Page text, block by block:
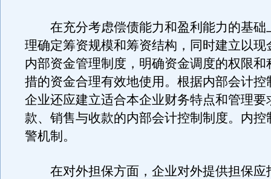
在充分考虑偿债能力和盈利能力的基础
理确定筹资规模和筹资结构，同时建立以现
内部资金管理制度，明确资金调度的权限和
措的资金合理有效地使用。根据内部会计控
企业还应建立适合本企业财务特点和管理要
款、销售与收款的内部会计控制制度。内控
警机制。
在对外担保方面，企业对外提供担保应